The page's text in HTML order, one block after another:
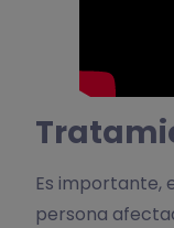
Es importante,
persona